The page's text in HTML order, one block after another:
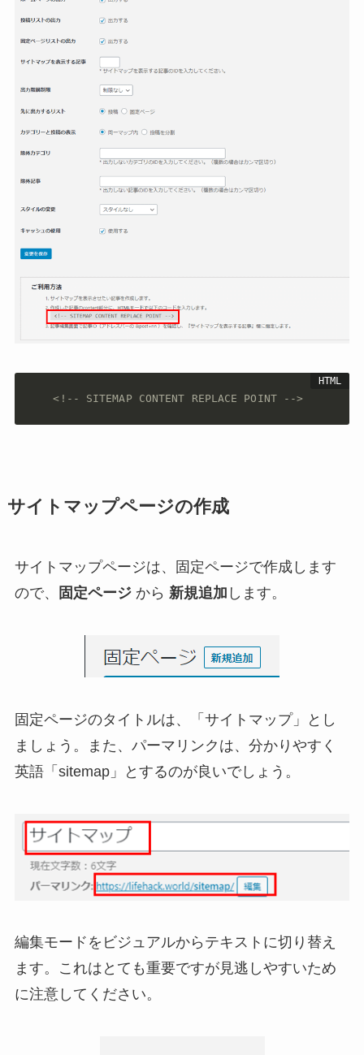
<!-- SITEMAP CONTENT REPLACE POINT -->
サイトマップページの作成
サイトマップページは、固定ページで作成します
ので、
固定ページ から 新規追加 します。
固定ページのタイトルは、「サイトマップ」とし
ましょう。また、パーマリンクは、分かりやすく
英語「sitemap」とするのが良いでしょう。
編集モードをビジュアルからテキストに切り替え
ます。これはとても重要ですが見逃しやすいため
に注意してください。